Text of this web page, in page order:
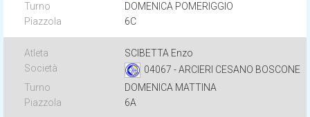
DOMENICA POMERIGGIO
6C
SCIBETTA Enzo
04067 - ARCIERI CESANO BOSCONE
DOMENICA MATTINA
6A